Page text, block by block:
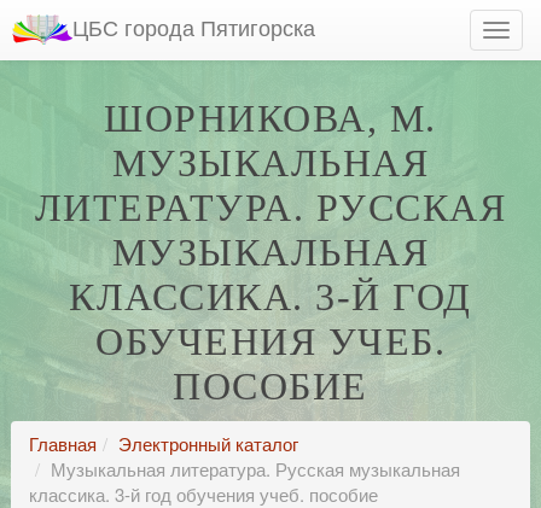
ЦБС города Пятигорска
ШОРНИКОВА, М.
МУЗЫКАЛЬНАЯ
ЛИТЕРАТУРА. РУССКАЯ
МУЗЫКАЛЬНАЯ
КЛАССИКА. 3-Й ГОД
ОБУЧЕНИЯ УЧЕБ.
ПОСОБИЕ
Главная
Электронный каталог
Музыкальная литература. Русская музыкальная
классика. 3-й год обучения учеб. пособие